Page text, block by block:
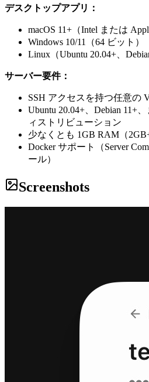
デスクトップアプリ：
macOS 11+（Intel または
Windows 10/11（64 ビット）
Linux（Ubuntu 20.04+、
サーバー要件：
SSH アクセスを持つ任意の
Ubuntu 20.04+、Debian 11+
ィストリビューション
少なくとも 1GB RAM（
Docker サポート（Server
ール）
Screenshots